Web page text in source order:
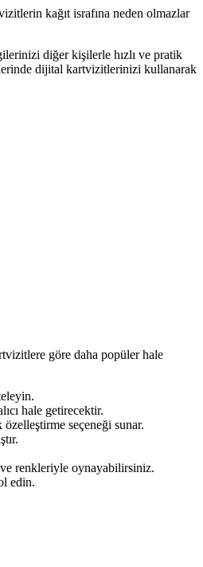
kağıt israfına neden olmazlar
diğer kişilerle hızlı ve pratik
dijital kartvizitlerinizi kullanarak
göre daha popüler hale
hale getirecektir.
seçeneği sunar.
ve renkleriyle oynayabilirsiniz.
edin.